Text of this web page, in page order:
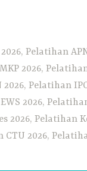
Pelatihan
2026,
Pelatihan
2026,
2026, Pelatihan
2026,